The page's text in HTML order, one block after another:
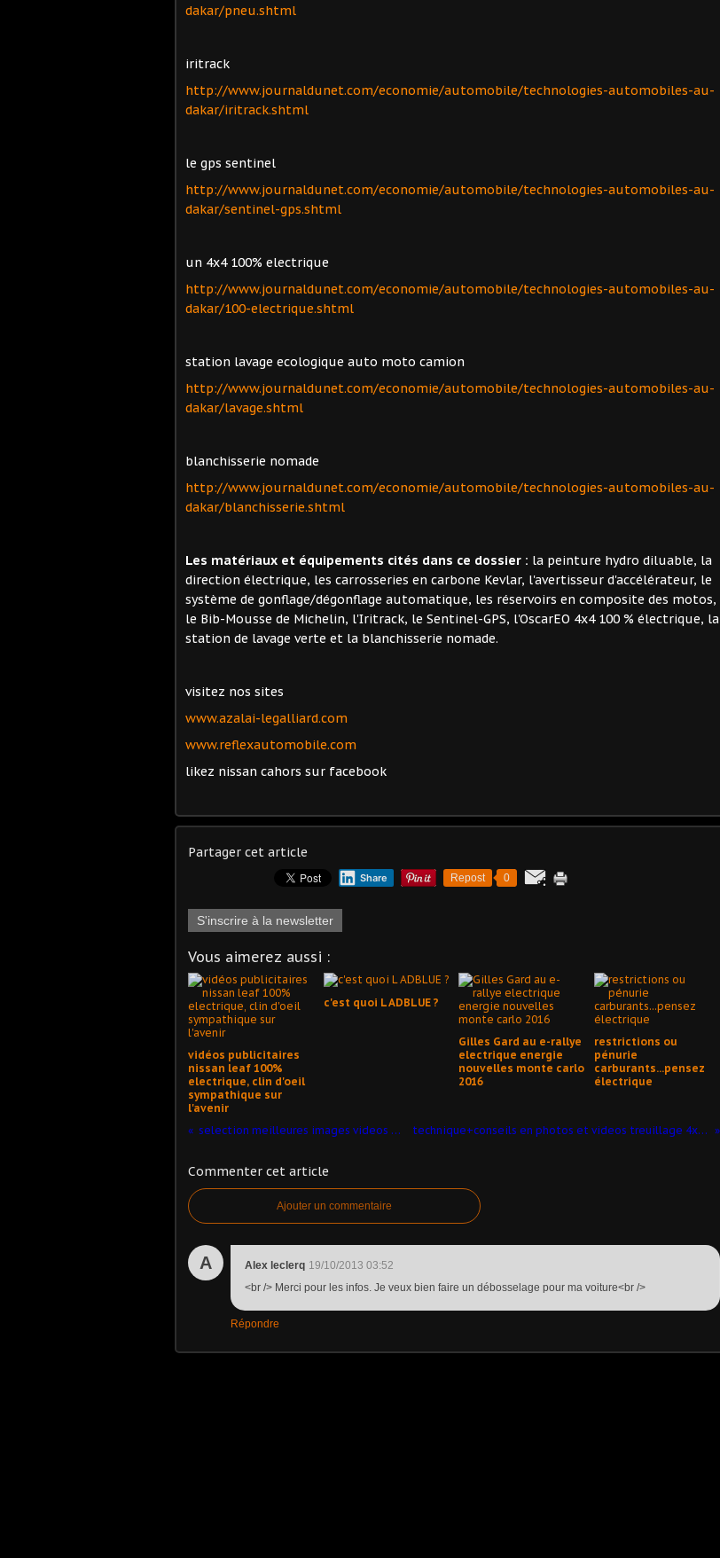
dakar/pneu.shtml
iritrack
http://www.journaldunet.com/economie/automobile/technologies-automobiles-au-
dakar/iritrack.shtml
le gps sentinel
http://www.journaldunet.com/economie/automobile/technologies-automobiles-au-
dakar/sentinel-gps.shtml
un 4x4 100% electrique
http://www.journaldunet.com/economie/automobile/technologies-automobiles-au-
dakar/100-electrique.shtml
station lavage ecologique auto moto camion
http://www.journaldunet.com/economie/automobile/technologies-automobiles-au-
dakar/lavage.shtml
blanchisserie nomade
http://www.journaldunet.com/economie/automobile/technologies-automobiles-au-
dakar/blanchisserie.shtml
Les matériaux et équipements cités dans ce dossier : la peinture hydro diluable, la
direction électrique, les carrosseries en carbone Kevlar, l'avertisseur d'accélérateur, le
système de gonflage/dégonflage automatique, les réservoirs en composite des motos,
le Bib-Mousse de Michelin, l'Iritrack, le Sentinel-GPS, l'OscarEO 4x4 100 % électrique, la
station de lavage verte et la blanchisserie nomade.
visitez nos sites
www.azalai-legalliard.com
www.reflexautomobile.com
likez nissan cahors sur facebook
Partager cet article
Share Repost 0
S'inscrire à la newsletter
Vous aimerez aussi :
vidéos publicitaires
nissan leaf 100%
electrique, clin d'oeil
sympathique sur
l'avenir
c'est quoi L ADBLUE ?
Gilles Gard au e-rallye
electrique energie
nouvelles monte carlo
2016
restrictions ou
pénurie
carburants...pensez
électrique
selection meilleures images videos dakar 2013 technique+conseils en photos et videos treuillage 4x4 nissan cahors
Commenter cet article
Ajouter un commentaire
A Alex leclerq 19/10/2013 03:52
<br /> Merci pour les infos. Je veux bien faire un débosselage pour ma voiture<br />
Répondre